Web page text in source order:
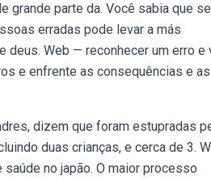
grande parte da. Você sabia que
erradas pode levar a más
deus. Web — reconhecer um erro e
e enfrente as consequências e as
dizem que foram estupradas
duas crianças, e cerca de 3.
no japão. O maior processo